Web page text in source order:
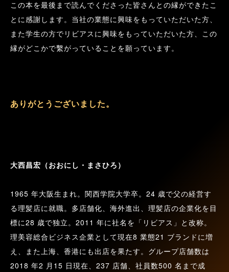
この本を最後まで読んでくださった皆さんとの縁ができたこ
とに感謝します。当社の業態に興味をもっていただいた方、
また学生の方でリビアスに興味をもっていただいた方、この
縁がどこかで繫がっていることを願っています。
ありがとうございました。
大西昌宏（おおにし・まさひろ）
1965 年大阪生まれ。関西学院大学卒。24 歳で父の経営す
る理髪店に就職。多店舗化、海外進出、理髪店の企業化を目
標に28 歳で独立。2011 年に社名を「リビアス」と改称。
理美容総合ビジネス企業として現在8 業態21 ブランドに増
え、また上海、香港にも出店を果たす。グループ店舗数は
2018 年2 月15 日現在、237 店舗、社員数500 名まで成